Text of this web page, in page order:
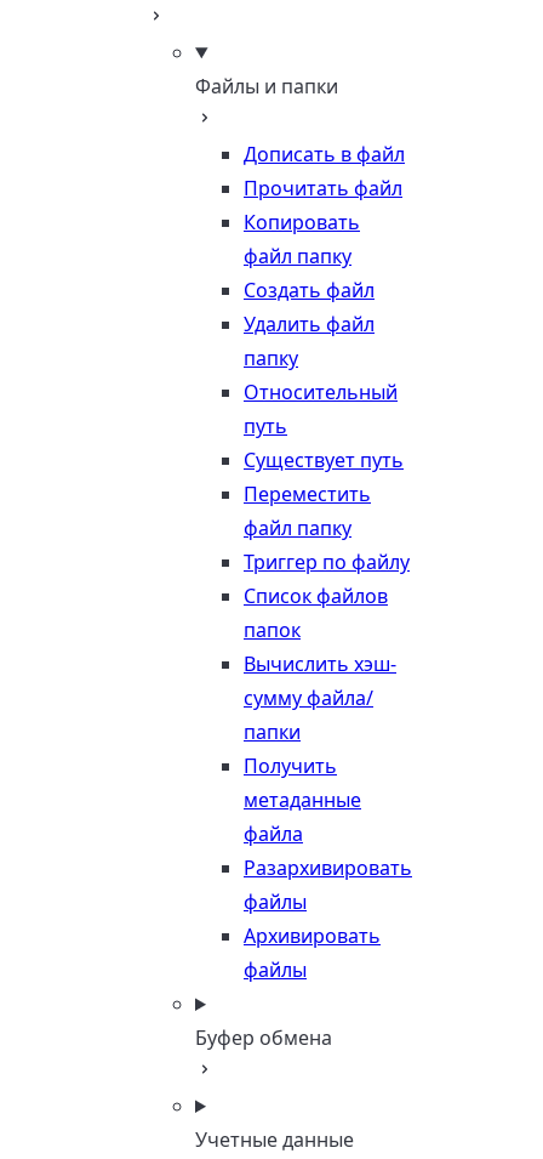
Файлы и папки
Дописать в файл
Прочитать файл
Копировать
файл папку
Создать файл
Удалить файл
папку
Относительный
путь
Существует путь
Переместить
файл папку
Триггер по файлу
Список файлов
папок
Вычислить хэш-
сумму файла/
папки
Получить
метаданные
файла
Разархивировать
файлы
Архивировать
файлы
Буфер обмена
Учетные данные